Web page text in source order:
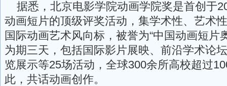
据悉，北京电影学院动画学院奖是首创于
动画短片的顶级评奖活动，集学术性、艺术
国际动画艺术风向标，被誉为“中国动画短片
为期三天，包括国际影片展映、前沿学术论
览展示等25场活动，全球300余所高校超过
此，共话动画创作。